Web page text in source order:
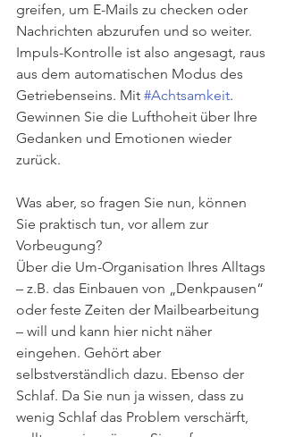
greifen, um E-Mails zu checken oder
Nachrichten abzurufen und so weiter.
Impuls-Kontrolle ist also angesagt, raus
aus dem automatischen Modus des
Getriebenseins. Mit #Achtsamkeit.
Gewinnen Sie die Lufthoheit über Ihre
Gedanken und Emotionen wieder
zurück.
Was aber, so fragen Sie nun, können
Sie praktisch tun, vor allem zur
Vorbeugung?
Über die Um-Organisation Ihres Alltags
– z.B. das Einbauen von „Denkpausen“
oder feste Zeiten der Mailbearbeitung
– will und kann hier nicht näher
eingehen. Gehört aber
selbstverständlich dazu. Ebenso der
Schlaf. Da Sie nun ja wissen, dass zu
wenig Schlaf das Problem verschärft,